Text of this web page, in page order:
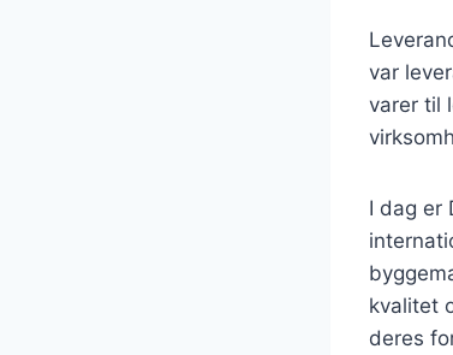
var
varer til
I dag er
kvalitet
deres